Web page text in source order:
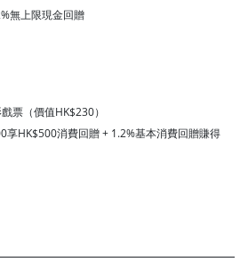
無上限現金回贈
票（價值HK$230）
享HK$500消費回贈 + 1.2%基本消費回贈賺得